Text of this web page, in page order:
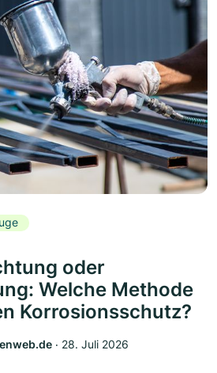
oder
Welche Methode
Korrosionsschutz?
‧ 28. Juli 2026